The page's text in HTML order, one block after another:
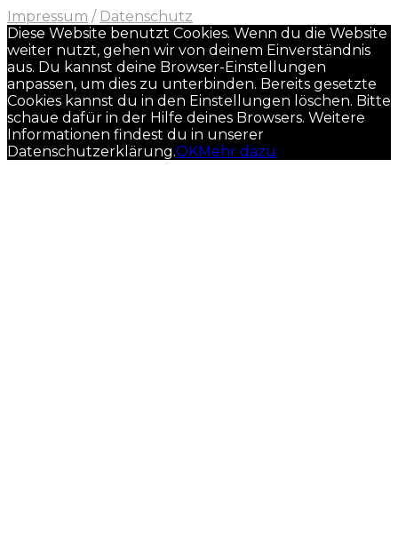
Impressum / Datenschutz
Diese Website benutzt Cookies. Wenn du die Website
weiter nutzt, gehen wir von deinem Einverständnis
aus. Du kannst deine Browser-Einstellungen
anpassen, um dies zu unterbinden. Bereits gesetzte
Cookies kannst du in den Einstellungen löschen. Bitte
schaue dafür in der Hilfe deines Browsers. Weitere
Informationen findest du in unserer
Datenschutzerklärung.OKMehr dazu